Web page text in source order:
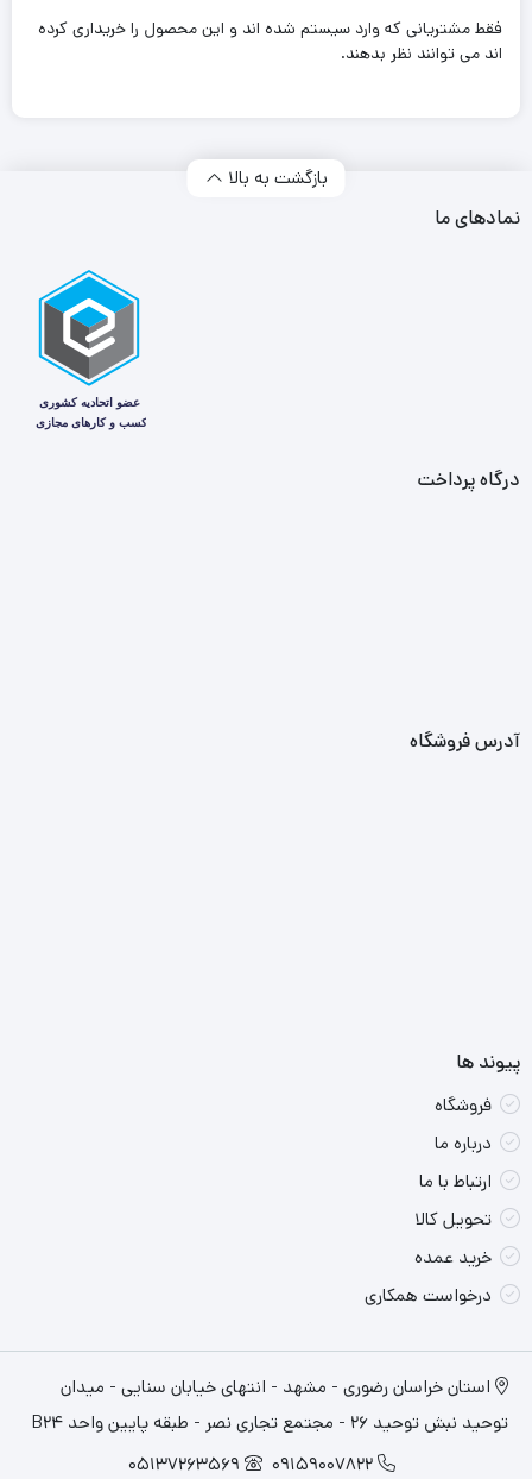
فقط مشتریانی که وارد سیستم شده اند و این محصول را خریداری کرده
اند می توانند نظر بدهند.
بازگشت به بالا
نمادهای ما
درگاه پرداخت
آدرس فروشگاه
پیوند ها
فروشگاه
درباره ما
ارتباط با ما
تحویل کالا
خرید عمده
درخواست همکاری
استان خراسان رضوری - مشهد - انتهای خیابان سنایی - میدان
توحید نبش توحید 26 - مجتمع تجاری نصر - طبقه پایین واحد B24
09159007822
05137263569